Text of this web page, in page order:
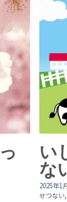
い
な
2025年1
せつない,